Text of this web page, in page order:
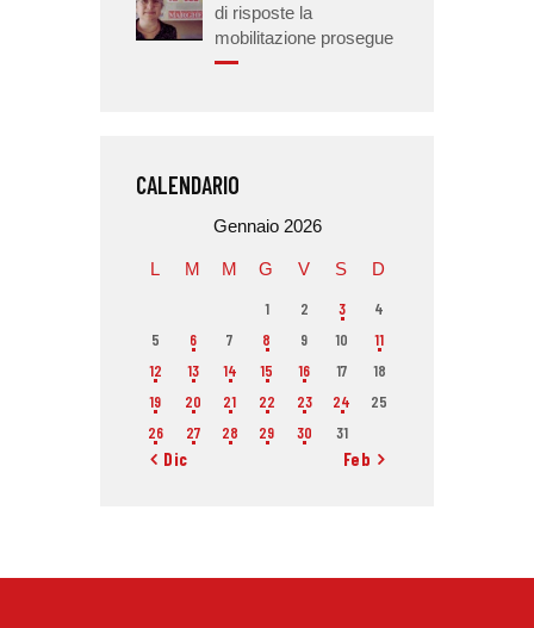
di risposte la
mobilitazione prosegue
CALENDARIO
Gennaio 2026
L M M G V S D
1 2 3
4
5
6 7 8 9 10
11
12
13 14 15 16 17
18
19
20 21 22 23 24
25
26
27 28 29 30 31
« Dic Feb »